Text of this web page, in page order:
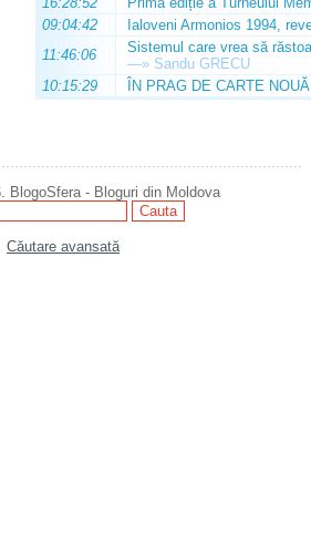
09:04:42
Ialoveni Armonios 1994,
11:46:06
Sistemul care vrea să
—» Sandu GRECU
10:15:29
ÎN PRAG DE CARTE NOUĂ
BlogoSfera - Bloguri din Moldova
Căutare avansată